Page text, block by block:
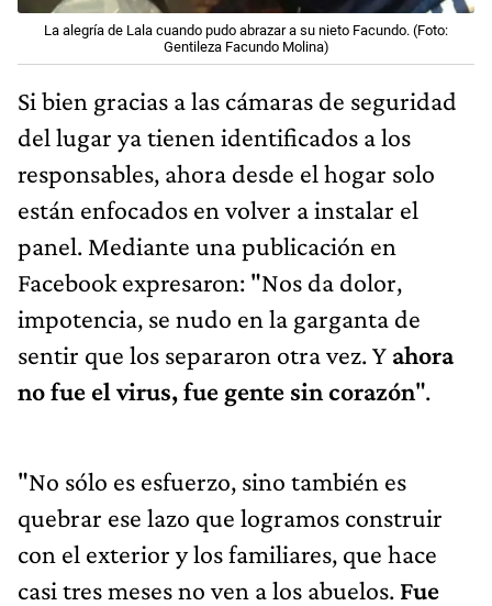
La alegría de Lala cuando pudo abrazar a su nieto Facundo. (Foto:
Gentileza Facundo Molina)
Si bien gracias a las cámaras de seguridad
del lugar ya tienen identificados a los
responsables, ahora desde el hogar solo
están enfocados en volver a instalar el
panel. Mediante una publicación en
Facebook expresaron: "Nos da dolor,
impotencia, se nudo en la garganta de
sentir que los separaron otra vez. Y ahora
no fue el virus, fue gente sin corazón".
"No sólo es esfuerzo, sino también es
quebrar ese lazo que logramos construir
con el exterior y los familiares, que hace
casi tres meses no ven a los abuelos. Fue